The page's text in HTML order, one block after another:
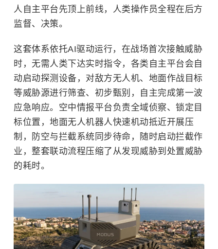
人自主平台先顶上前线，人类操作员全程在后方
监督、决策。
这套体系依托AI驱动运行，在战场首次接触威胁
时，无需人类下达实时指令，各类自主平台会自
动启动探测设备，对敌方无人机、地面作战目标
等威胁源进行筛查、初步甄别，自主完成第一波
应急响应。空中情报平台负责全域侦察、锁定目
标位置，地面无人机器人快速机动抵近开展压
制，防空与拦截系统同步待命，随时启动拦截作
业，整套联动流程压缩了从发现威胁到处置威胁
的耗时。